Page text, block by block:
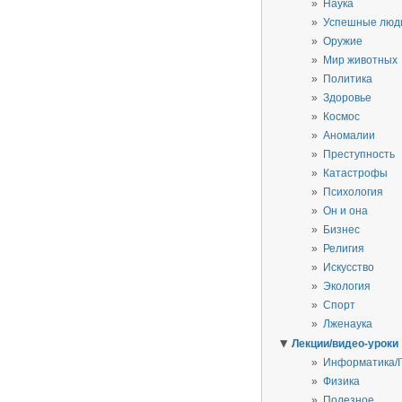
Наука
Успешные
Оружие
Мир животных
Политика
Здоровье
Космос
Аномалии
Преступность
Катастрофы
Психология
Он и она
Бизнес
Религия
Искусство
Экология
Спорт
Лженаука
▼ Лекции/видео-уроки
Информатика/
Физика